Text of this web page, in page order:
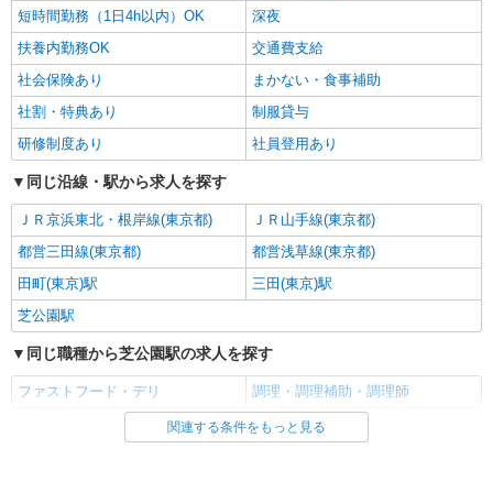
短時間勤務（1日4h以内）OK
深夜
扶養内勤務OK
交通費支給
社会保険あり
まかない・食事補助
社割・特典あり
制服貸与
研修制度あり
社員登用あり
同じ沿線・駅から求人を探す
ＪＲ京浜東北・根岸線(東京都)
ＪＲ山手線(東京都)
都営三田線(東京都)
都営浅草線(東京都)
田町(東京)駅
三田(東京)駅
芝公園駅
同じ職種から芝公園駅の求人を探す
ファストフード・デリ 調理・調理補助・調理師
同じ雇用形態から芝公園駅の求人を探す
関連する条件をもっと見る